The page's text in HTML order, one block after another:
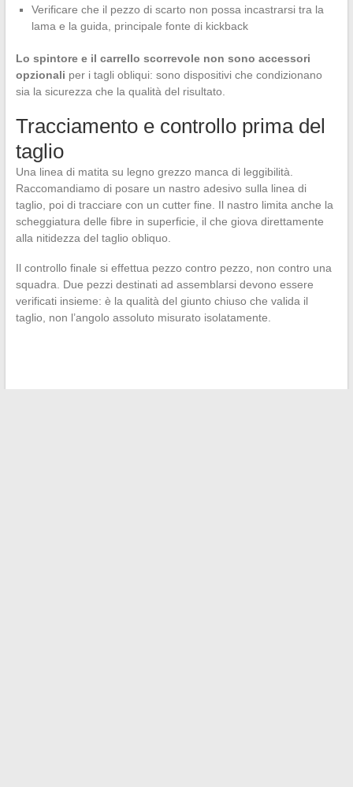
Verificare che il pezzo di scarto non possa incastrarsi tra la
lama e la guida, principale fonte di kickback
Lo spintore e il carrello scorrevole non sono accessori
opzionali per i tagli obliqui: sono dispositivi che condizionano
sia la sicurezza che la qualità del risultato.
Tracciamento e controllo prima del
taglio
Una linea di matita su legno grezzo manca di leggibilità.
Raccomandiamo di posare un nastro adesivo sulla linea di
taglio, poi di tracciare con un cutter fine. Il nastro limita anche la
scheggiatura delle fibre in superficie, il che giova direttamente
alla nitidezza del taglio obliquo.
Il controllo finale si effettua pezzo contro pezzo, non contro una
squadra. Due pezzi destinati ad assemblarsi devono essere
verificati insieme: è la qualità del giunto chiuso che valida il
taglio, non l’angolo assoluto misurato isolatamente.